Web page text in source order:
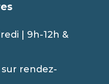
| 9h-12h &
sur rendez-